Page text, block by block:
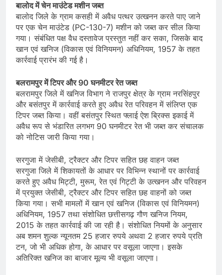
बालोद में चेन माउंटेड मशीन जब्त
बालोद जिले के ग्राम कसही में अवैध पत्थर उत्खनन करते पाए जाने
पर एक चेन माउंटेड (PC-130-7) मशीन को जब्त कर सील किया
गया। संबंधित पक्ष वैध दस्तावेज प्रस्तुत नहीं कर सका, जिसके बाद
खान एवं खनिज (विकास एवं विनियमन) अधिनियम, 1957 के तहत
कार्रवाई प्रारंभ की गई है।
बलरामपुर में टिपर और 90 घनमीटर रेत जब्त
बलरामपुर जिले में खनिज विभाग ने राजपुर क्षेत्र के ग्राम नरसिंहपुर
और बसंतपुर में कार्रवाई करते हुए अवैध रेत परिवहन में संलिप्त एक
टिपर जब्त किया। वहीं बसंतपुर स्थित फ्लाई ऐश ब्रिक्स इकाई में
अवैध रूप से भंडारित लगभग 90 घनमीटर रेत भी जब्त कर संचालक
को नोटिस जारी किया गया।
सरगुजा में जेसीबी, ट्रैक्टर और टिपर सहित छह वाहन जब्त
सरगुजा जिले में शिकायतों के आधार पर विभिन्न स्थानों पर कार्रवाई
करते हुए अवैध मिट्टी, मुरूम, रेत एवं गिट्टी के उत्खनन और परिवहन
में प्रयुक्त जेसीबी, ट्रैक्टर और टिपर सहित छह वाहनों को जब्त
किया गया। सभी मामलों में खान एवं खनिज (विकास एवं विनियमन)
अधिनियम, 1957 तथा संशोधित छत्तीसगढ़ गौण खनिज नियम,
2015 के तहत कार्रवाई की जा रही है। संशोधित नियमों के अनुसार
अब शमन शुल्क न्यूनतम 25 हजार रुपये अथवा 2 हजार रुपये प्रति
टन, जो भी अधिक होगा, के आधार पर वसूला जाएगा। इसके
अतिरिक्त खनिज का बाजार मूल्य भी वसूला जाएगा।